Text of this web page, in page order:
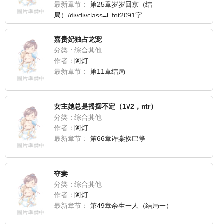
最新章节：
第25章岁岁回京（结
局）/divdivclass=l_fot2091字
嘉贵妃独占龙宠
分类：综合其他
作者： 阿灯
最新章节：
第11章结局
女主她总是摇摆不定（1V2，ntr）
分类：综合其他
作者： 阿灯
最新章节：
第66章许棠挨巴掌
夺妻
分类：综合其他
作者： 阿灯
最新章节：
第49章余生一人（结局一）